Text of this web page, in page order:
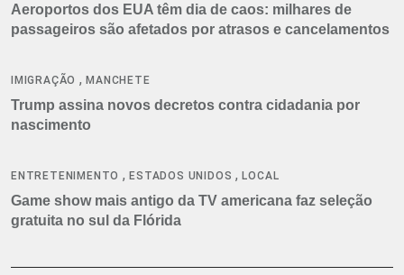
Aeroportos dos EUA têm dia de caos: milhares de
passageiros são afetados por atrasos e cancelamentos
IMIGRAÇÃO ,MANCHETE
Trump assina novos decretos contra cidadania por
nascimento
ENTRETENIMENTO ,ESTADOS UNIDOS ,LOCAL
Game show mais antigo da TV americana faz seleção
gratuita no sul da Flórida